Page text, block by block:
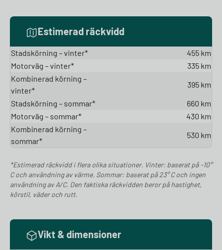
Estimerad räckvidd
Stadskörning – vinter*
455 km
Motorväg – vinter*
335 km
Kombinerad körning –
vinter*
395 km
Stadskörning – sommar*
660 km
Motorväg – sommar*
430 km
Kombinerad körning –
sommar*
530 km
*Estimerad räckvidd i flera olika situationer. Vinter: baserat på -10°
C och användning av värme. Sommar: baserat på 23° C och ingen
användning av A/C. Den faktiska räckvidden beror på hastighet,
körstil, väder och rutt.
Vikt & dimensioner